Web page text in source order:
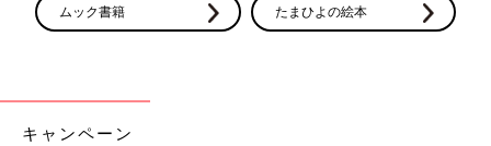
ムック書籍 たまひよの絵本
キャンペーン